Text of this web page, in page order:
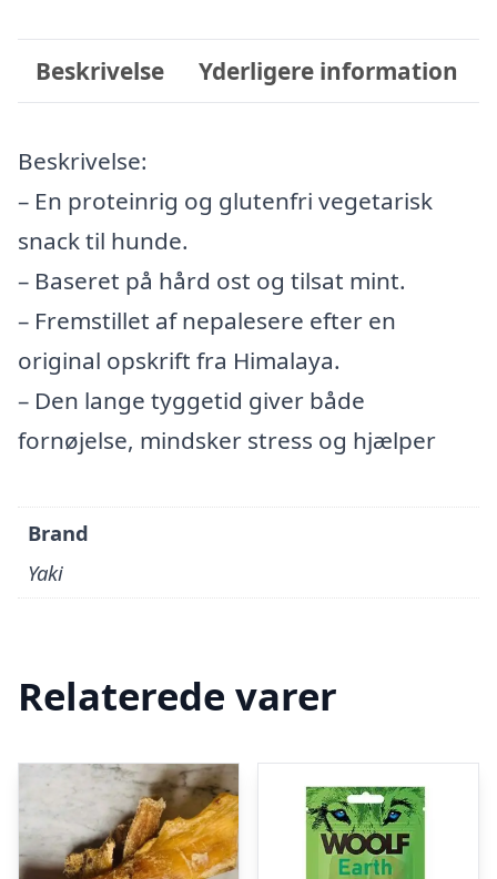
Beskrivelse Yderligere information
Beskrivelse:
– En proteinrig og glutenfri vegetarisk
snack til hunde.
– Baseret på hård ost og tilsat mint.
– Fremstillet af nepalesere efter en
original opskrift fra Himalaya.
– Den lange tyggetid giver både
fornøjelse, mindsker stress og hjælper
Brand
Yaki
Relaterede varer